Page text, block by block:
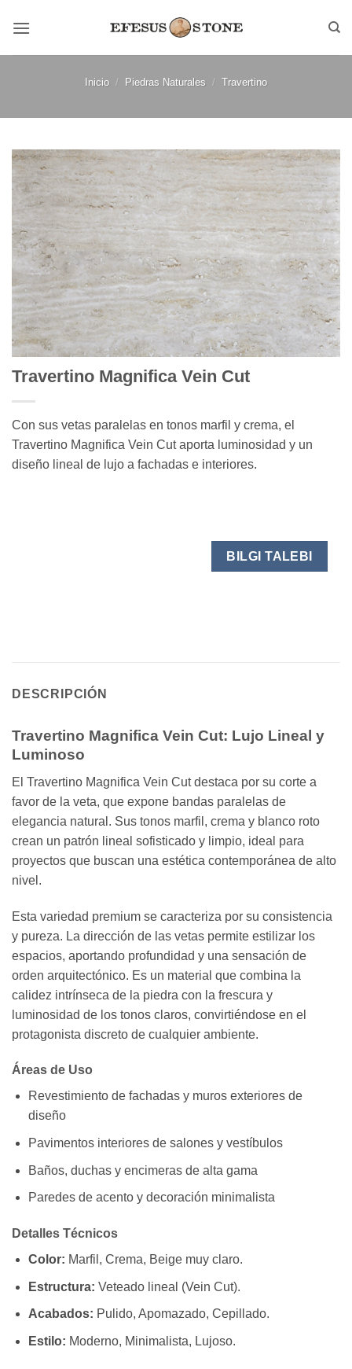
Inicio / Piedras Naturales / Travertino
Travertino Magnifica Vein Cut
Con sus vetas paralelas en tonos marfil y crema, el
Travertino Magnifica Vein Cut aporta luminosidad y un
diseño lineal de lujo a fachadas e interiores.
BILGI TALEBI
DESCRIPCIÓN
Travertino Magnifica Vein Cut: Lujo Lineal y
Luminoso
El Travertino Magnifica Vein Cut destaca por su corte a
favor de la veta, que expone bandas paralelas de
elegancia natural. Sus tonos marfil, crema y blanco roto
crean un patrón lineal sofisticado y limpio, ideal para
proyectos que buscan una estética contemporánea de alto
nivel.
Esta variedad premium se caracteriza por su consistencia
y pureza. La dirección de las vetas permite estilizar los
espacios, aportando profundidad y una sensación de
orden arquitectónico. Es un material que combina la
calidez intrínseca de la piedra con la frescura y
luminosidad de los tonos claros, convirtiéndose en el
protagonista discreto de cualquier ambiente.
Áreas de Uso
Revestimiento de fachadas y muros exteriores de
diseño
Pavimentos interiores de salones y vestíbulos
Baños, duchas y encimeras de alta gama
Paredes de acento y decoración minimalista
Detalles Técnicos
Color: Marfil, Crema, Beige muy claro.
Estructura: Veteado lineal (Vein Cut).
Acabados: Pulido, Apomazado, Cepillado.
Estilo: Moderno, Minimalista, Lujoso.